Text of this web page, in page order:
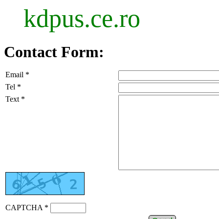
kdpus.ce.ro
Contact Form:
Email *
Tel *
Text *
CAPTCHA *